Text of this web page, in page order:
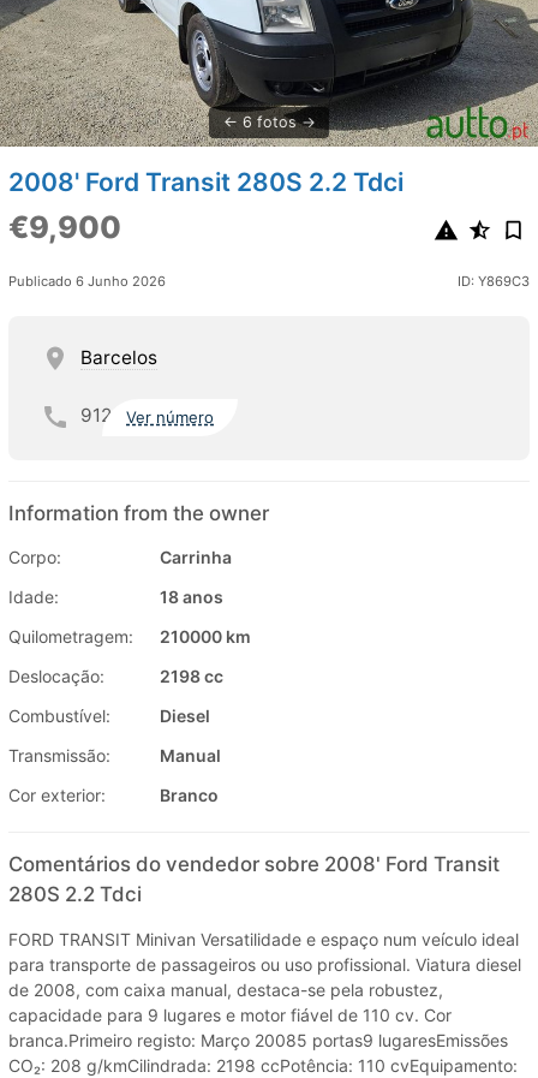
6 fotos
2008' Ford Transit 280S 2.2 Tdci
€9,900
Publicado 6 Junho 2026 ID: Y869C3
Barcelos
912 Ver número
Information from the owner
Corpo:
Carrinha
Idade:
18 anos
Quilometragem:
210000 km
Deslocação:
2198 cc
Combustível:
Diesel
Transmissão:
Manual
Cor exterior:
Branco
Comentários do vendedor sobre 2008' Ford Transit
280S 2.2 Tdci
FORD TRANSIT Minivan Versatilidade e espaço num veículo ideal
para transporte de passageiros ou uso profissional. Viatura diesel
de 2008, com caixa manual, destaca-se pela robustez,
capacidade para 9 lugares e motor fiável de 110 cv. Cor
branca.Primeiro registo: Março 20085 portas9 lugaresEmissões
CO₂: 208 g/kmCilindrada: 2198 ccPotência: 110 cvEquipamento: